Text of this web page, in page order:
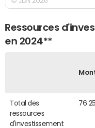
Ressources
en 2024**
Total des
ressources
d'investissement
76